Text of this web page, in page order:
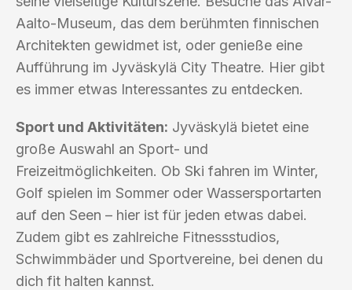
Aalto-Museum, das dem berühmten finnischen
Architekten gewidmet ist, oder genieße eine
Aufführung im Jyväskylä City Theatre. Hier gibt
es immer etwas Interessantes zu entdecken.
Sport und Aktivitäten: Jyväskylä bietet eine
große Auswahl an Sport- und
Freizeitmöglichkeiten. Ob Ski fahren im Winter,
Golf spielen im Sommer oder Wassersportarten
auf den Seen – hier ist für jeden etwas dabei.
Zudem gibt es zahlreiche Fitnessstudios,
Schwimmbäder und Sportvereine, bei denen du
dich fit halten kannst.